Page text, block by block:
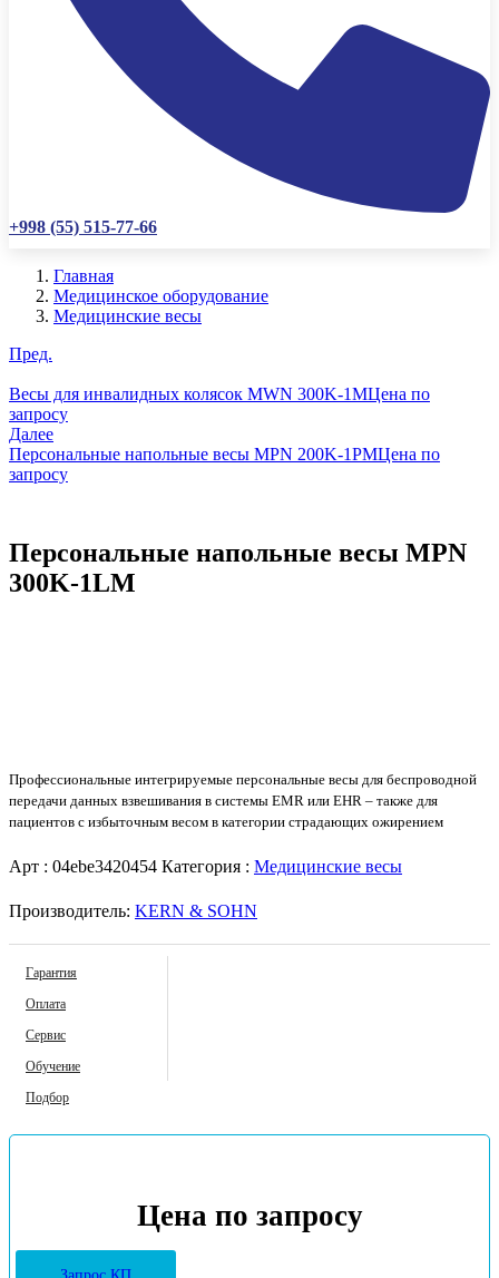
+998 (55) 515-77-66
Главная
Медицинское оборудование
Медицинские весы
Пред.
Весы для инвалидных колясок MWN 300K-1MЦена по
запросу
Далее
Персональные напольные весы MPN 200K-1PMЦена по
запросу
Персональные напольные весы MPN
300K-1LM
Профессиональные интегрируемые персональные весы для беспроводной
передачи данных взвешивания в системы EMR или EHR – также для
пациентов с избыточным весом в категории страдающих ожирением
Арт : 04ebe3420454 Категория : Медицинские весы
Производитель: KERN & SOHN
Гарантия
Оплата
Сервис
Обучение
Подбор
Цена по запросу